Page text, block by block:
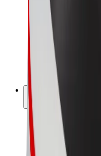
Bolt Food
Bolt Drive
Bolt per le aziende
Bicicletta elettrica
Bolt Plus
Collabora con Bolt
Autisti
Ricavi autista
Corriere